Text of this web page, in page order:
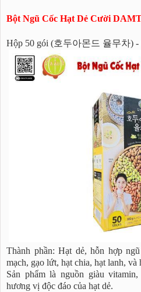
Bột Ngũ Cốc Hạt Dẻ Cười
Hộp 50 gói (호두아몬드 율무차) -
Thành phần: Hạt dẻ, hỗn hợp
mạch, gạo lứt, hạt chia, hạt lanh,
Sản phẩm là nguồn giàu
hương vị độc đáo của hạt dẻ.